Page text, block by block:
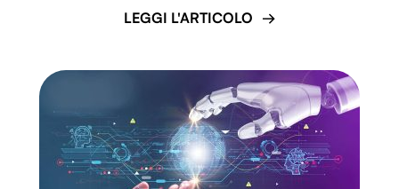
LEGGI L'ARTICOLO